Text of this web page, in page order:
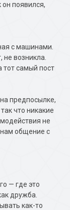
он появился,
с машинами.
не возникла.
тот самый пост
предпосылке,
что никакие
не
общение с
— где это
дружба.
как-то